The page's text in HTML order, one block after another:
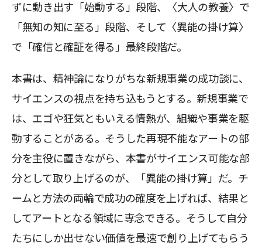
ずに動き出す「始動する」段階、〈大人の教養〉で
「無知の知に至る」段階、そして〈異能の掛け算〉
で「確信と確証を得る」最終段階だ。
本書は、精神論になりがちな新規事業の成功談に、
サイエンスの視点を持ち込もうとする。新規事業で
は、エゴや狂気ともいえる情熱が、組織や事業を駆
動することがある。そうした再現不能なアートの部
分を主役に置きながら、本書がサイエンス可能な部
分として取り上げるのが、「異能の掛け算」だ。チ
ームと方法の両輪で成功の確度を上げれば、結果と
してアートとなる領域に専念できる。そうして自分
たちにしか出せない価値を最速で創り上げてもらう